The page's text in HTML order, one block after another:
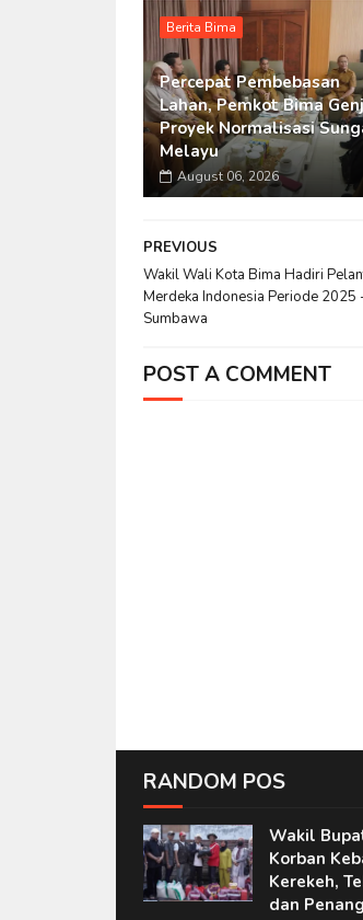
Berita Bima
Percepat Pembebasan
Lahan, Pemkot Bima
Proyek Normalisasi
Melayu
August 06, 2026
PREVIOUS
Wakil Wali Kota Bima Hadiri
Merdeka Indonesia Periode 2025
Sumbawa
POST A COMMENT
RANDOM POS
Wakil
Korban
Kerekeh,
dan